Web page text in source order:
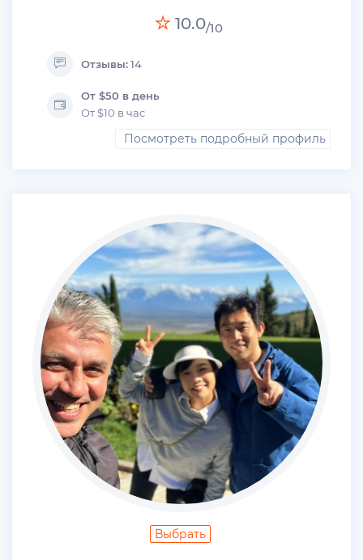
10.0/10
Отзывы:14
От $50 в день
От $10 в час
Посмотреть подробный профиль
Выбрать